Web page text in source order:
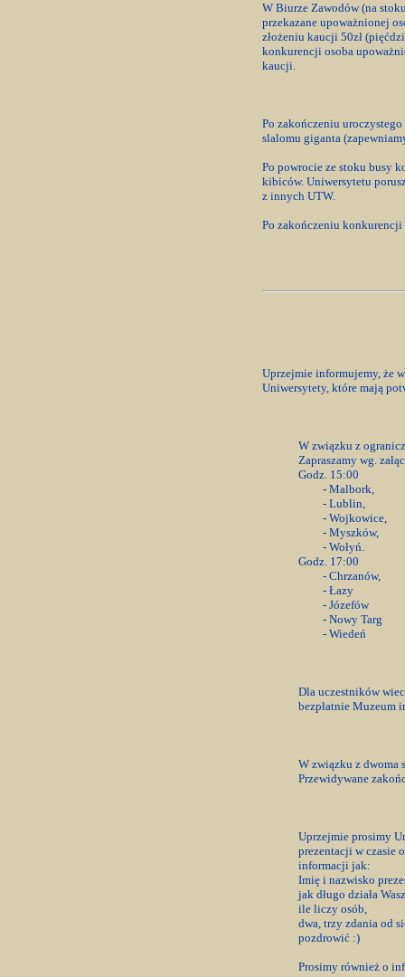
W Biurze Zawodów (na
przekazane upoważnionej
złożeniu kaucji 50zł
konkurencji osoba
kaucji.
Po zakończeniu
slalomu giganta
Po powrocie ze stoku busy
kibiców. Uniwersytetu
z innych UTW.
Po zakończeniu
Uprzejmie informujemy, że
Uniwersytety, które mają
W związku z
Zapraszamy wg.
Godz. 15:00
- Malbork,
- Lublin,
- Wojkowice,
- Myszków,
- Wołyń.
Godz. 17:00
- Chrzanów,
- Łazy
- Józefów
- Nowy Targ
- Wiedeń
Dla uczestników
bezpłatnie Muzeum
W związku z dwoma
Przewidywane
Uprzejmie prosimy
prezentacji w czasie
informacji jak:
Imię i nazwisko
jak długo działa
ile liczy osób,
dwa, trzy zdania od
pozdrowić :)
Prosimy również o